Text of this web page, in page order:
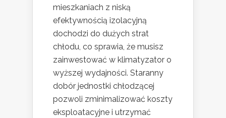
mieszkaniach z niską
efektywnością izolacyjną
dochodzi do dużych strat
chłodu, co sprawia, że musisz
zainwestować w klimatyzator o
wyższej wydajności. Staranny
dobór jednostki chłodzącej
pozwoli zminimalizować koszty
eksploatacyjne i utrzymać